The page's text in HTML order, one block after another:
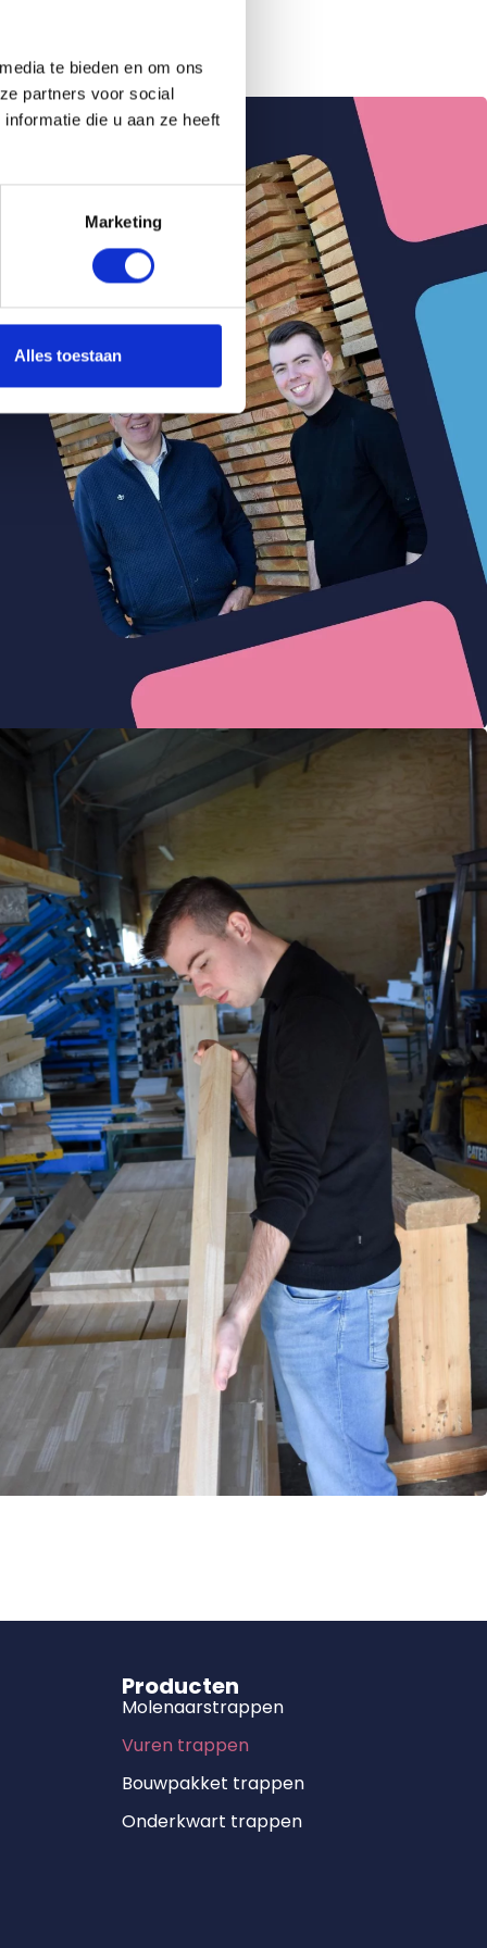
te bieden en om ons
partners voor social
die u aan ze heeft
Marketing
Alles toestaan
Producten
Molenaarstrappen
Vuren trappen
Bouwpakket trappen
Onderkwart trappen